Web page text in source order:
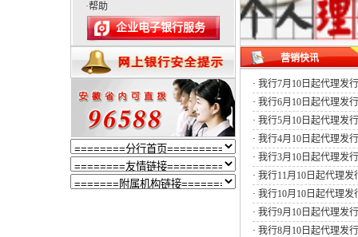
·帮助
企业电子银行服务
营销快讯
· 我行7月10日起代理发
· 我行6月10日起代理发
· 我行5月10日起代理发
· 我行4月10日起代理发
· 我行3月10日起代理发
· 我行11月10日起代理
· 我行10月10日起代理
· 我行9月10日起代理发
· 我行8月10日起代理发